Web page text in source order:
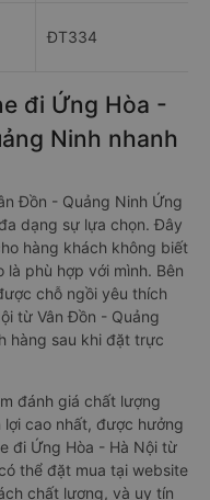
ĐT334
đi Ứng Hòa -
Ninh nhanh
Đồn - Quảng Ninh Ứng
dạng sự lựa chọn. Đây
hàng khách không biết
là phù hợp với mình. Bên
chỗ ngồi yêu thích
từ Vân Đồn - Quảng
hàng sau khi đặt trực
đánh giá chất lượng
cao nhất, được hưởng
đi Ứng Hòa - Hà Nội từ
thể đặt mua tại website
chất lượng, và uy tín